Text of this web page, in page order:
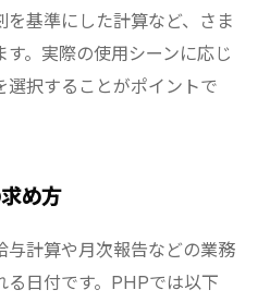
を基準にした計算など、さま
。実際の使用シーンに応じ
選択することがポイントで
め方
与計算や月次報告などの業務
る日付です。PHPでは以下